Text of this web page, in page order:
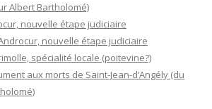
Albert Bartholomé)
nouvelle étape judiciaire
nouvelle étape judiciaire
spécialité locale (poitevine?)
aux morts de Saint-Jean-d’Angély (du